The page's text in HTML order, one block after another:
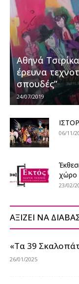
Αθηνά
έρευνα
σπουδές”
24/07/2019
06/11/
χώρο
23/02/
ΑΞΙΖΕΙ ΝΑ
«Τα 39
26/01/2025